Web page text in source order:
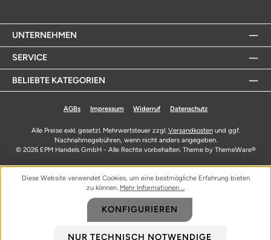
UNTERNEHMEN
SERVICE
BELIEBTE KATEGORIEN
AGBs Impressum Widerruf Datenschutz
Alle Preise exkl. gesetzl. Mehrwertsteuer zzgl. Versandkostenund ggf.
Nachnahmegebühren, wenn nicht anders angegeben.
© 2026 EPM Handels GmbH - Alle Rechte vorbehalten. Theme by ThemeWare®
Diese Website verwendet Cookies, um eine bestmögliche Erfahrung bieten
zu können. Mehr Informationen ...
NUR TECHNISCH NOTWENDIGE
KONFIGURIEREN